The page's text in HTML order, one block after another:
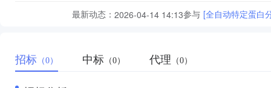
最新动态： 2026-04-14 14:13参与 [全自动特定蛋白
招标 （0） 中标 （0） 代理 （0）